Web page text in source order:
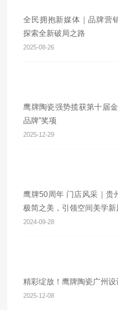
全民拥抱新媒体｜品牌营
探索全新破局之路
2025-08-26
鹰牌陶瓷强势揽获第十届
品牌”奖项
2025-12-29
鹰牌50周年 门店风采｜贵
极简之美，引领空间美学新
2024-09-28
精彩绽放！鹰牌陶瓷广州
2025-12-08